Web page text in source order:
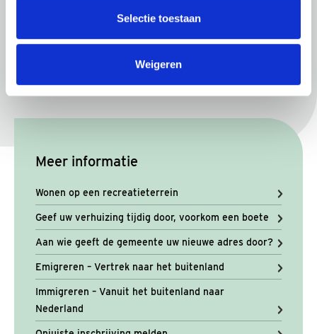
Selectie toestaan
Weigeren
verhuizing naar een ander recreatieverblijf vervalt de
de bewoning vindt geheel voor eigen risico plaats;
Meer informatie
Wonen op een recreatieterrein
Geef uw verhuizing tijdig door, voorkom een boete
Aan wie geeft de gemeente uw nieuwe adres door?
Emigreren – Vertrek naar het buitenland
Immigreren – Vanuit het buitenland naar
Nederland